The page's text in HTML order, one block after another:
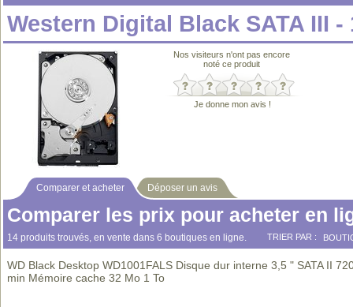
Western Digital Black SATA III -
Nos visiteurs n'ont pas encore
noté ce produit
Je donne mon avis !
Comparer et acheter Déposer un avis
Comparer les prix pour acheter en
14 produits trouvés, en vente dans 6 boutiques en ligne. TRIER PAR :
WD Black Desktop WD1001FALS Disque dur interne 3,5 " SATA II
min Mémoire cache 32 Mo 1 To